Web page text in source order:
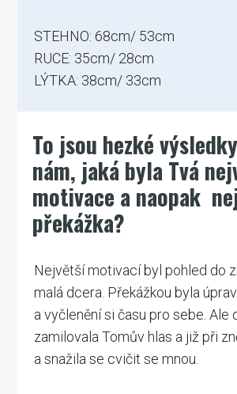
STEHNO: 68cm/ 53cm
RUCE: 35cm/ 28cm
LÝTKA: 38cm/ 33cm
To jsou hezké
nám, jaká byla Tvá
motivace a naopak
překážka?
Největší motivací byl pohled do
malá dcera. Překážkou byla
a vyčlenění si času pro sebe. Ale
zamilovala Tomův hlas a již při
a snažila se cvičit se mnou.